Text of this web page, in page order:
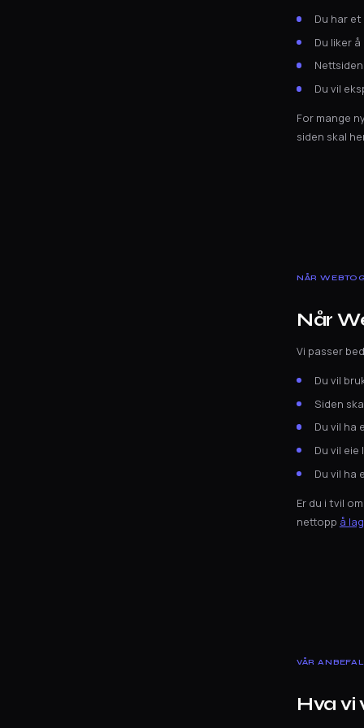
Du har
Du liker
Du vil
For mange
siden skal
NÅR
Når
Vi passer
Du vil
Siden
Du vil ha
Du vil
Du vil ha
Er du i tvil
nettopp å
VÅR
Hva vi